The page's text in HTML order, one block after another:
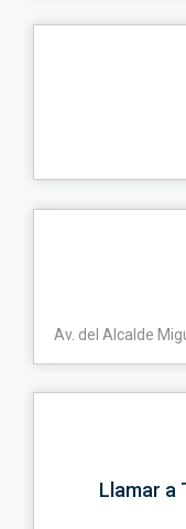
Av. del Alcalde
Llamar a